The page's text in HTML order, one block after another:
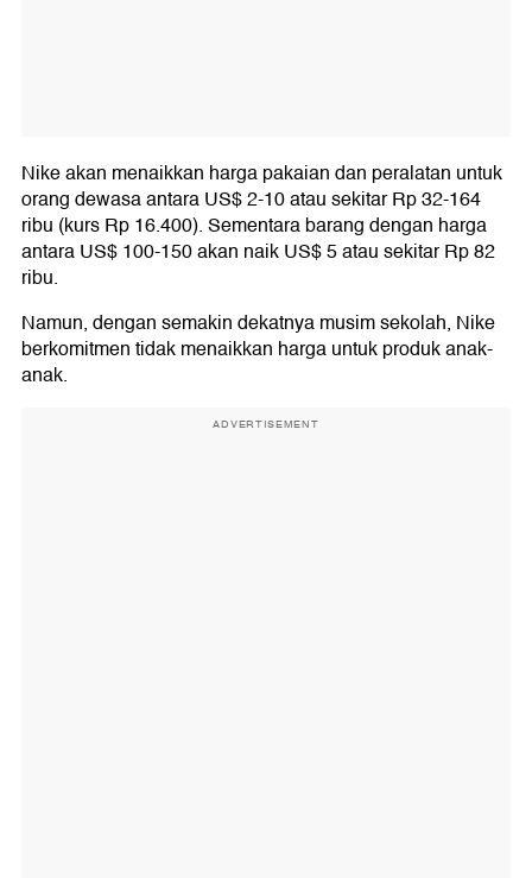
Nike akan menaikkan harga pakaian dan peralatan untuk
orang dewasa antara US$ 2-10 atau sekitar Rp 32-164
ribu (kurs Rp 16.400). Sementara barang dengan harga
antara US$ 100-150 akan naik US$ 5 atau sekitar Rp 82
ribu.
Namun, dengan semakin dekatnya musim sekolah, Nike
berkomitmen tidak menaikkan harga untuk produk anak-
anak.
ADVERTISEMENT